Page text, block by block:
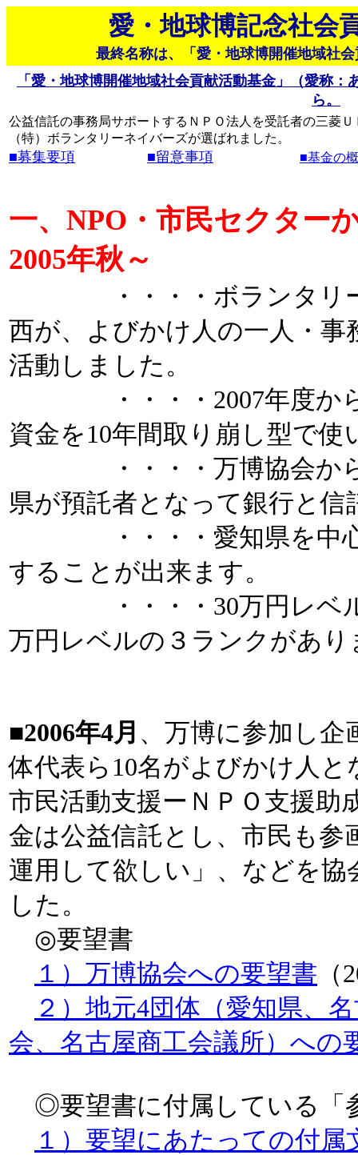
愛・地球博記念社会
最終名称は、「愛・地球博開催地域社
「愛・地球博開催地域社会貢献活動基金」（愛称
ら。
公益信託の事務局サポートするＮＰＯ法人を受託者の三菱
（特）ボランタリーネイバーズが選ばれました。
■募集要項 ■留意事項 ■基金の
一、NPO・市民セクター
2005年秋～
・・・・ボランタリー
西が、よびかけ人の一人・
活動しました。
・・・・2007年度から
資金を10年間取り崩し型で
・・・・万博協会から
県が預託者となって銀行と信
・・・・愛知県を中心
することが出来ます。
・・・・30万円レベル
万円レベルの３ランクがあり
■2006年4月 、万博に参加し企
体代表ら10名がよびかけ人
市民活動支援ーＮＰＯ支援助
金は公益信託とし、市民も参
運用して欲しい」、などを協
した。
◎要望書
１）万博協会への要望書
２）地元4団体（愛知県、
会、名古屋商工会議所）への
◎要望書に付属している「
１）要望にあたっての付